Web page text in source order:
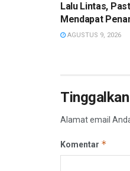
Lalu Lintas,
Mendapat
AGUSTUS 9, 2026
Alamat email
Komentar *